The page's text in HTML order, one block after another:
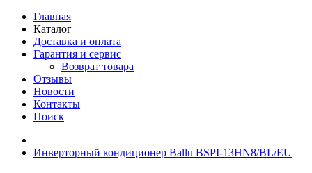
Главная
Каталог
Доставка и оплата
Гарантия и сервис
Возврат товара
Отзывы
Новости
Контакты
Поиск
Инверторный кондиционер Ballu BSPI-13HN8/BL/EU